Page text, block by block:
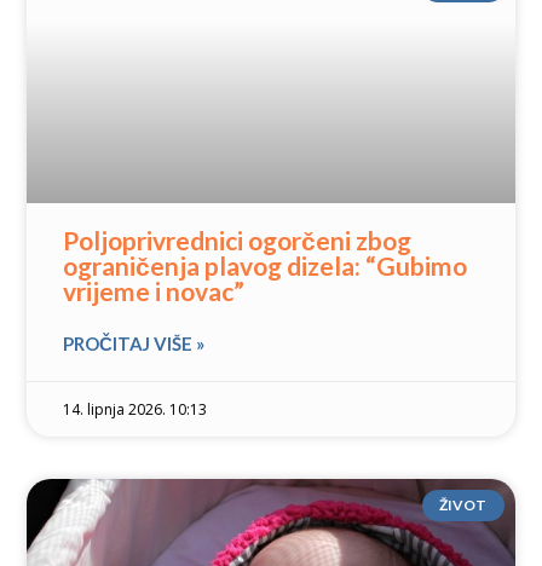
Poljoprivrednici ogorčeni zbog
ograničenja plavog dizela: “Gubimo
vrijeme i novac”
PROČITAJ VIŠE »
14. lipnja 2026. 10:13
ŽIVOT